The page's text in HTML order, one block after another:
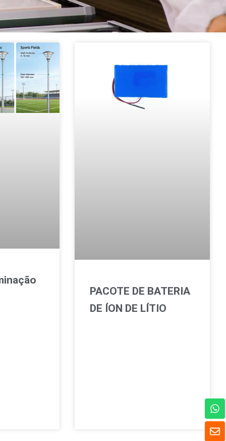
PACOTE DE BATERIA
DE ÍON DE LÍTIO
E
n
W
h
a
t